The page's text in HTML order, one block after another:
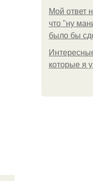
Мой ответ
что "ну
было бы
которые я